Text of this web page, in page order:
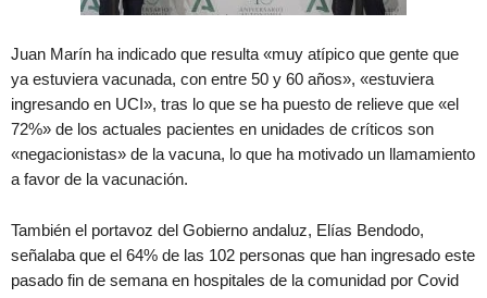
Juan Marín ha indicado que resulta «muy atípico que gente que
ya estuviera vacunada, con entre 50 y 60 años», «estuviera
ingresando en UCI», tras lo que se ha puesto de relieve que «el
72%» de los actuales pacientes en unidades de críticos son
«negacionistas» de la vacuna, lo que ha motivado un llamamiento
a favor de la vacunación.
También el portavoz del Gobierno andaluz, Elías Bendodo,
señalaba que el 64% de las 102 personas que han ingresado este
pasado fin de semana en hospitales de la comunidad por Covid